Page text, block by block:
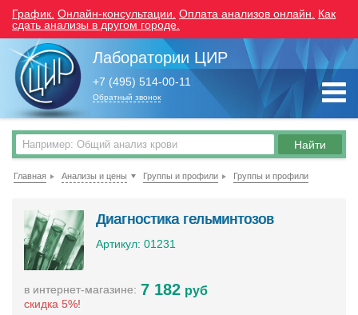
График. Онлайн-консультации. Оплата анализов онлайн.
Как
сдать анализы в другом городе.
Лаборатории ЦИР
+7 (495) 514-00-11
Обратный звонок
Главная Анализы и цены Группы и профили Группы и профили
Диагностика гельминтозов
Артикул: 01231
в интернет-магазине:
скидка 5%!
7 182 руб